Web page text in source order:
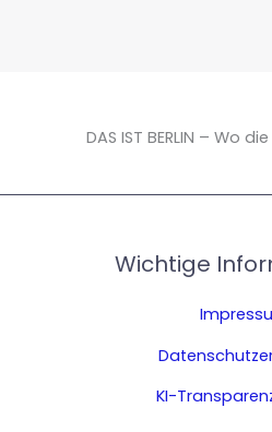
DAS IST BERLIN – Wo
Wichtige
KI-